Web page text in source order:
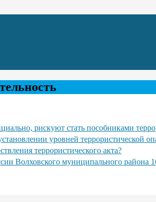
рискуют стать пособниками
уровней террористической
террористического акта?
Волховского муниципального района